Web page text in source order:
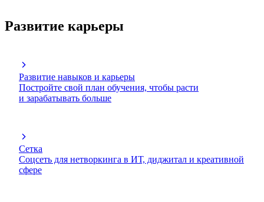
Развитие карьеры
Развитие навыков и карьеры
Постройте свой план обучения, чтобы расти
и зарабатывать больше
Сетка
Соцсеть для нетворкинга в ИТ, диджитал и креативной
сфере